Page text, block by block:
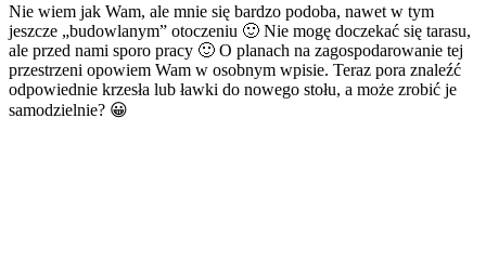
Nie wiem jak Wam, ale mnie się bardzo podoba, nawet w tym
jeszcze „budowlanym” otoczeniu 🙂 Nie mogę doczekać się tarasu,
ale przed nami sporo pracy 🙂 O planach na zagospodarowanie tej
przestrzeni opowiem Wam w osobnym wpisie. Teraz pora znaleźć
odpowiednie krzesła lub ławki do nowego stołu, a może zrobić je
samodzielnie? 😀